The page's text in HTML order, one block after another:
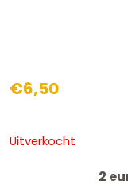
€6,50
Uitverkocht
2